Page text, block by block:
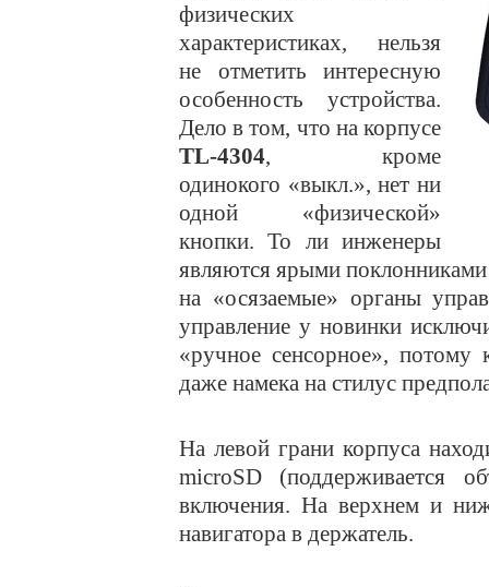
физических
характеристиках, нельзя
не отметить интересную
особенность устройства.
Дело в том, что на корпусе
TL-4304, кроме
одинокого «выкл.», нет ни
одной «физической»
кнопки. То ли инженеры
являются ярыми
на «осязаемые» органы
управление у новинки
«ручное сенсорное», потому
даже намека на стилус
На левой грани корпуса
microSD (поддерживается
включения. На верхнем и
навигатора в держатель.